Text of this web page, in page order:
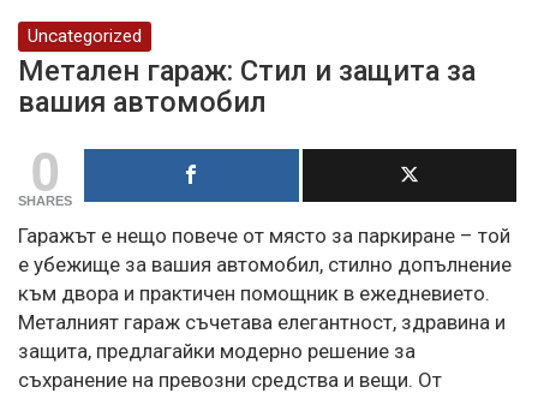
Uncategorized
Метален гараж: Стил и защита за
вашия автомобил
0
SHARES
Гаражът е нещо повече от място за паркиране – той
е убежище за вашия автомобил, стилно допълнение
към двора и практичен помощник в ежедневието.
Металният гараж съчетава елегантност, здравина и
защита, предлагайки модерно решение за
съхранение на превозни средства и вещи. От